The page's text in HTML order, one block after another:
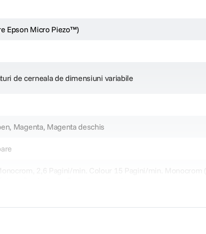
Epson Micro Piezo™)
de cerneala de dimensiuni variabile
Magenta, Magenta deschis